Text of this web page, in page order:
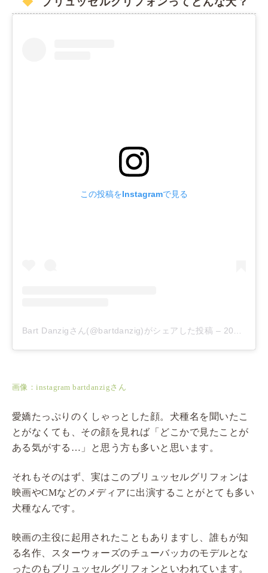
この投稿をInstagramで見る
Bart Danzigさん(@bartdanzig)がシェアした投稿 – 2019年 8月月25日午後5時45分PDT
画像：instagram bartdanzigさん
愛嬌たっぷりのくしゃっとした顔。犬種名を聞いたこ
とがなくても、その顔を見れば「どこかで見たことが
ある気がする…」と思う方も多いと思います。
それもそのはず、実はこのブリュッセルグリフォンは
映画やCMなどのメディアに出演することがとても多い
犬種なんです。
映画の主役に起用されたこともありますし、誰もが知
る名作、スターウォーズのチューバッカのモデルとな
ったのもブリュッセルグリフォンといわれています。